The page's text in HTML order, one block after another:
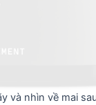
và nhìn về mai